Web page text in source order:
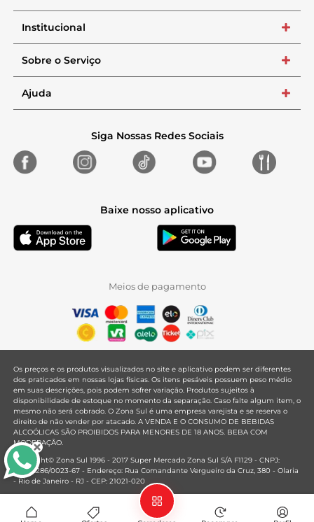
Institucional +
Sobre o Serviço +
Ajuda +
Siga Nossas Redes Sociais
Baixe nosso aplicativo
Meios de pagamento
Os preços e os produtos visualizados no site e aplicativo podem ser diferentes
dos praticados em nossas lojas físicas. Os itens pesáveis possuem peso médio
em suas descrições, pois podem sofrer variação. Produtos sujeitos à
disponibilidade de estoque no momento da separação. Caso falte algum item, o
mesmo não será cobrado. O Zona Sul é uma empresa varejista e se reserva o
direito de não vender por atacado. A VENDA E O CONSUMO DE BEBIDAS
ALCOÓLICAS SÃO PROIBIDOS PARA MENORES DE 18 ANOS. BEBA COM
MODERAÇÃO.
Copyright© Zona Sul 1996 - 2017 Super Mercado Zona Sul S/A F1129 - CNPJ:
33.381.286/0023-67 - Endereço: Rua Comandante Vergueiro da Cruz, 380 - Olaria
- Rio de Janeiro - RJ - CEP: 21021-020
Mantido por